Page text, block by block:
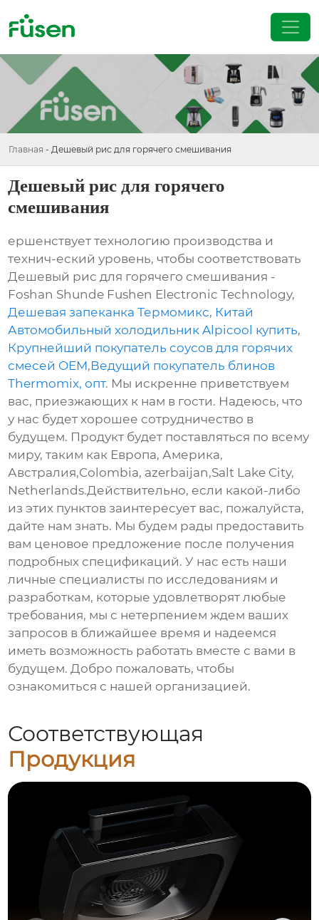
Главная - Дешевый рис для горячего смешивания
Дешевый рис для горячего
смешивания
ершенствует технологию производства и
технич-еский уровень, чтобы соответствовать
Дешевый рис для горячего смешивания -
Foshan Shunde Fushen Electronic Technology,
Дешевая запеканка Термомикс, Китай
Автомобильный холодильник Alpicool купить,
Крупнейший покупатель соусов для горячих
смесей OEM,Ведущий покупатель блинов
Thermomix, опт. Мы искренне приветствуем
вас, приезжающих к нам в гости. Надеюсь, что
у нас будет хорошее сотрудничество в
будущем. Продукт будет поставляться по всему
миру, таким как Европа, Америка,
Австралия,Colombia, azerbaijan,Salt Lake City,
Netherlands.Действительно, если какой-либо
из этих пунктов заинтересует вас, пожалуйста,
дайте нам знать. Мы будем рады предоставить
вам ценовое предложение после получения
подробных спецификаций. У нас есть наши
личные специалисты по исследованиям и
разработкам, которые удовлетворят любые
требования, мы с нетерпением ждем ваших
запросов в ближайшее время и надеемся
иметь возможность работать вместе с вами в
будущем. Добро пожаловать, чтобы
ознакомиться с нашей организацией.
Соответствующая
Продукция